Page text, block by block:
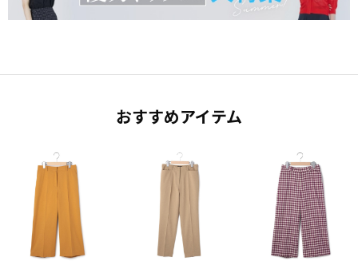
おすすめアイテム